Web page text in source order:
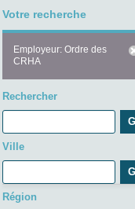
Votre recherche
Employeur: Ordre des
CRHA
Rechercher
Ville
Région